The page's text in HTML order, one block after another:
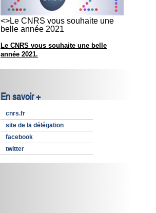
<>Le CNRS vous souhaite une
belle année 2021
Le CNRS vous souhaite une belle
année 2021.
En savoir +
cnrs.fr
site de la délégation
facebook
twitter